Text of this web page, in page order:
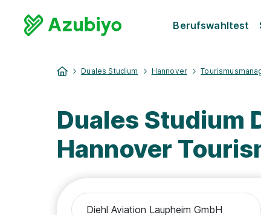
Berufswahltest
Duales Studium Hannover
Duales Studium
Hannover